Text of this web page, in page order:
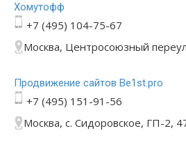
Хомутофф
+7 (495) 104-75-67
Москва, Центросоюзный
Продвижение сайтов Be1st.pro
+7 (495) 151-91-56
Москва, с. Сидоровское, ГП-2,